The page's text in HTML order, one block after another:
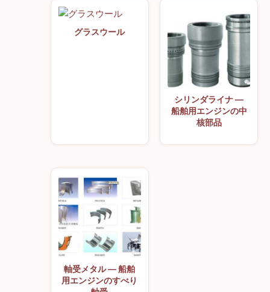
グラスウール
シリンダライナ —
船舶用エンジンの中
核部品
軸受メタル — 船舶
用エンジンのすべり